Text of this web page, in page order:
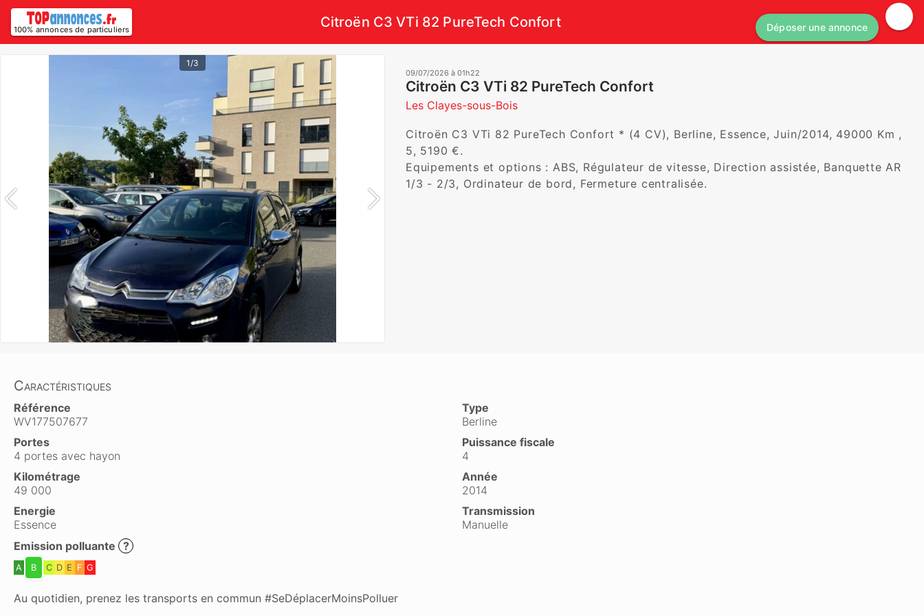
100% annonces de particuliers Citroën C3 VTi 82 PureTech Confort Déposer une annonce
1/3
09/07/2026 à 01h22
Citroën C3 VTi 82 PureTech Confort
Les Clayes-sous-Bois
Citroën C3 VTi 82 PureTech Confort * (4 CV), Berline, Essence, Juin/2014, 49000 Km ,
5, 5190 €.
Equipements et options : ABS, Régulateur de vitesse, Direction assistée, Banquette AR
1/3 - 2/3, Ordinateur de bord, Fermeture centralisée.
Caractéristiques
Référence
WV177507677
Type
Berline
Portes
4 portes avec hayon
Puissance fiscale
4
Kilométrage
49 000
Année
2014
Energie
Essence
Transmission
Manuelle
Emission polluante ?
A B C D E F G
Au quotidien, prenez les transports en commun #SeDéplacerMoinsPolluer